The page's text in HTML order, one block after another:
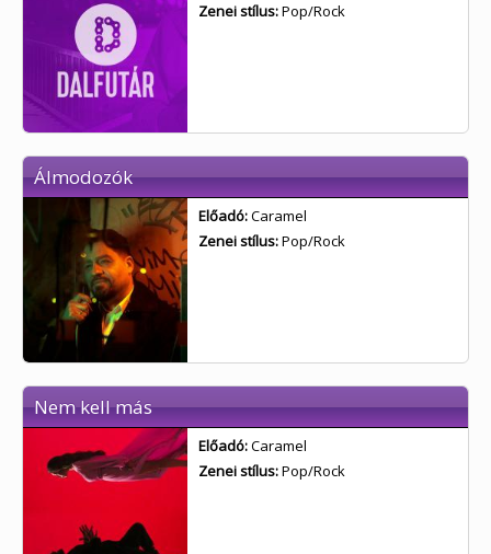
Zenei stílus:Pop/Rock
Álmodozók
Előadó:Caramel
Zenei stílus:Pop/Rock
Nem kell más
Előadó:Caramel
Zenei stílus:Pop/Rock